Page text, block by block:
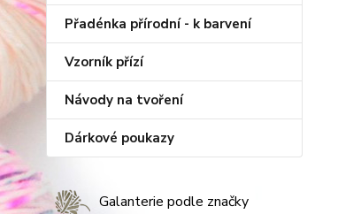
Přadénka přírodní - k barvení
Vzorník přízí
Návody na tvoření
Dárkové poukazy
Galanterie podle značky